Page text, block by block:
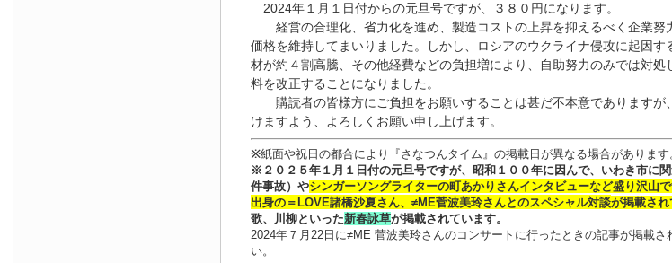
2024年１月１日付からの元旦号ですが、３８０円になります。
経営の合理化、省力化を進め、製造コストの上昇を抑えるべく企業努
価格を維持してまいりました。しかし、ロシアのウクライナ侵攻に起因
材が約４割高騰、その他経費などの負担増により、自助努力のみでは対
料を改正することになりました。
購読者の皆様方にご負担をお願いすることは甚だ不本意でありますが
けますよう、よろしくお願い申し上げます。
※紙面や祝日の都合により『さなつんタイム』の掲載日が異なる場合があります
※ ２０２５年１月 １日 付の元旦号ですが、昭和１００年に因んで、いわき市に
件事故）やシンガーソングライターの町あかりさんインタビューなど盛り沢山で
出身の ＝LOVE諸橋沙夏さん、≠ME菅波美玲さんとのスペシャル対談が掲載され
歌、川柳といった新春詠草が掲載されています。
2024年７月22日に≠ME 菅波美玲さんのコンサートに行ったときの記事が掲載
い。